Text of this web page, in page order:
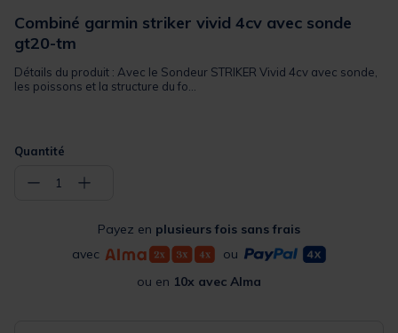
Combiné garmin striker vivid 4cv avec sonde
gt20-tm
Détails du produit : Avec le Sondeur STRIKER Vivid 4cv avec sonde,
les poissons et la structure du fo...
Quantité
− 1 +
Payez en plusieurs fois sans frais
avec
ou
ou en 10x avec Alma